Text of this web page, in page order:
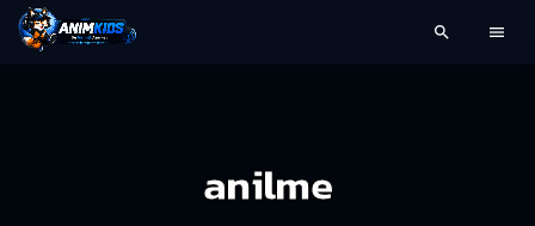
search menu
anilme